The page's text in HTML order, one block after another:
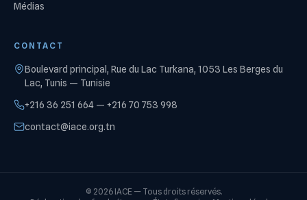
Médias
CONTACT
Boulevard principal, Rue du Lac Turkana, 1053 Les Berges du
Lac, Tunis — Tunisie
+216 36 251 664 — +216 70 753 998
contact@iace.org.tn
© 2026IACE — Tous droits réservés.